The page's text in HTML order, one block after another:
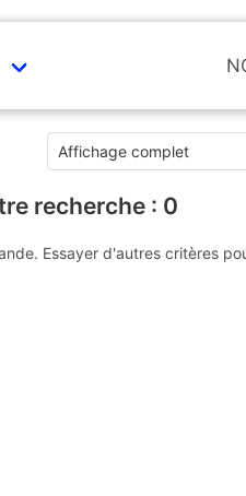
recherche : 0
Essayer d'autres critères